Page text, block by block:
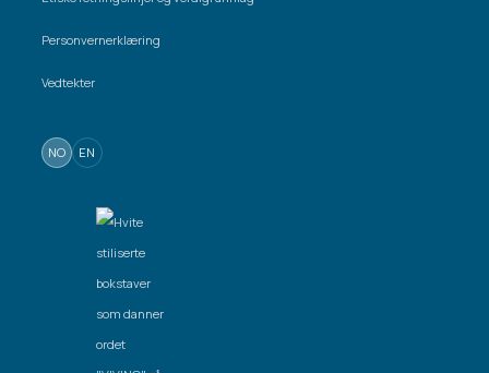
Personvernerklæring
Vedtekter
NO EN